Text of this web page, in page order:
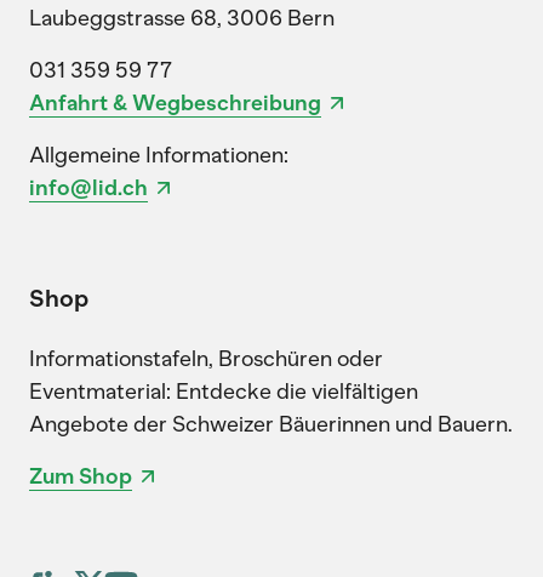
Laubeggstrasse 68, 3006 Bern
031 359 59 77
Anfahrt & Wegbeschreibung
Allgemeine Informationen:
info@lid.ch
Shop
Informationstafeln, Broschüren oder
Eventmaterial: Entdecke die vielfältigen
Angebote der Schweizer Bäuerinnen und Bauern.
Zum Shop